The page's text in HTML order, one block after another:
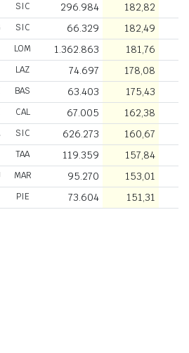
SIC 296.984 182,82
SIC 66.329 182,49
LOM 1.362.863 181,76
LAZ 74.697 178,08
BAS 63.403 175,43
CAL 67.005 162,38
SIC 626.273 160,67
TAA 119.359 157,84
MAR 95.270 153,01
PIE 73.604 151,31